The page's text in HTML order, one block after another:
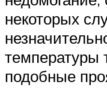
некоторых
температуры
подобные